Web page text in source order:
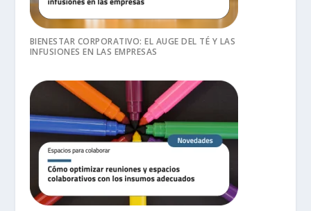
BIENESTAR CORPORATIVO: EL AUGE DEL TÉ Y LAS
INFUSIONES EN LAS EMPRESAS